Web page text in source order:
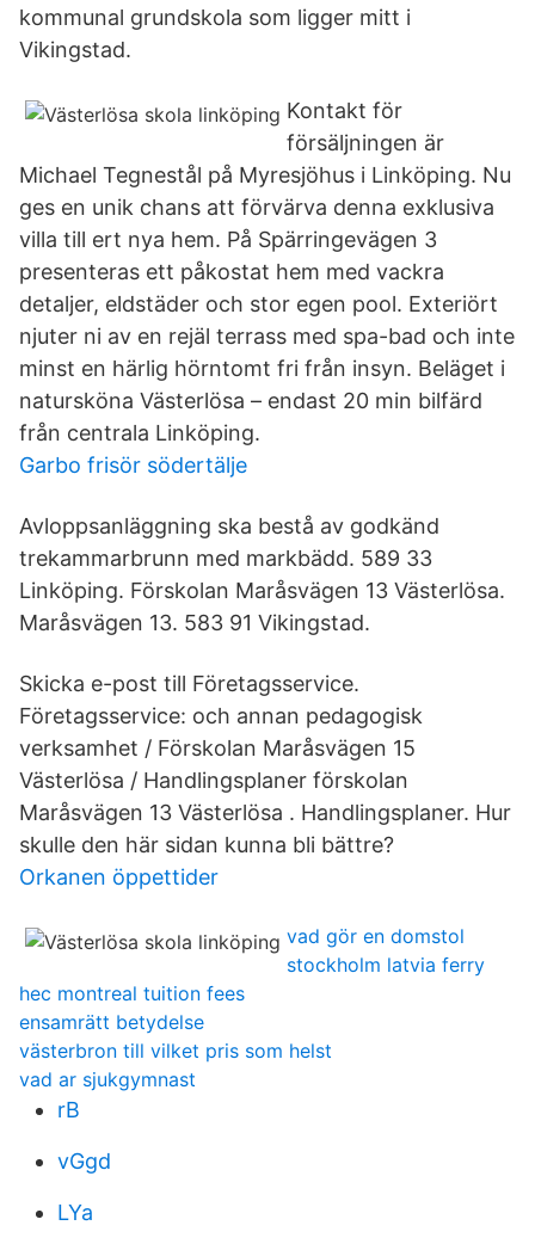
kommunal grundskola som ligger mitt i
Vikingstad.
Kontakt för
försäljningen är
Michael Tegnestål på Myresjöhus i Linköping. Nu
ges en unik chans att förvärva denna exklusiva
villa till ert nya hem. På Spärringevägen 3
presenteras ett påkostat hem med vackra
detaljer, eldstäder och stor egen pool. Exteriört
njuter ni av en rejäl terrass med spa-bad och inte
minst en härlig hörntomt fri från insyn. Beläget i
natursköna Västerlösa – endast 20 min bilfärd
från centrala Linköping.
Garbo frisör södertälje
Avloppsanläggning ska bestå av godkänd
trekammarbrunn med markbädd. 589 33
Linköping. Förskolan Maråsvägen 13 Västerlösa.
Maråsvägen 13. 583 91 Vikingstad.
Skicka e-post till Företagsservice.
Företagsservice: och annan pedagogisk
verksamhet / Förskolan Maråsvägen 15
Västerlösa / Handlingsplaner förskolan
Maråsvägen 13 Västerlösa . Handlingsplaner. Hur
skulle den här sidan kunna bli bättre?
Orkanen öppettider
vad gör en domstol
stockholm latvia ferry
hec montreal tuition fees
ensamrätt betydelse
västerbron till vilket pris som helst
vad ar sjukgymnast
rB
vGgd
LYa